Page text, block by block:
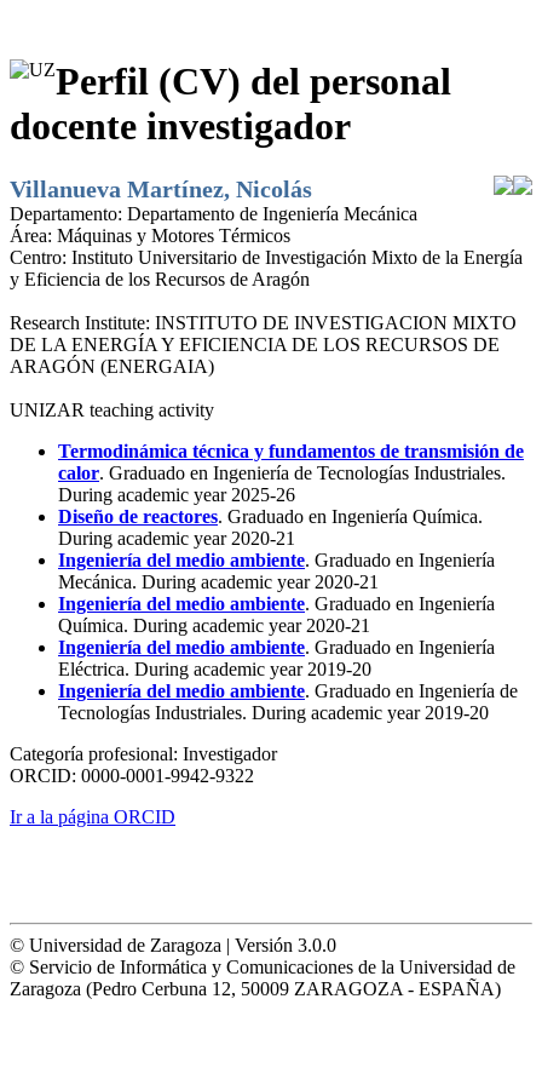
Perfil (CV) del personal
docente investigador
Villanueva Martínez, Nicolás
Departamento: Departamento de Ingeniería Mecánica
Área: Máquinas y Motores Térmicos
Centro: Instituto Universitario de Investigación Mixto de la Energía
y Eficiencia de los Recursos de Aragón
Research Institute: INSTITUTO DE INVESTIGACION MIXTO
DE LA ENERGÍA Y EFICIENCIA DE LOS RECURSOS DE
ARAGÓN (ENERGAIA)
UNIZAR teaching activity
Termodinámica técnica y fundamentos de transmisión de
calor. Graduado en Ingeniería de Tecnologías Industriales.
During academic year 2025-26
Diseño de reactores. Graduado en Ingeniería Química.
During academic year 2020-21
Ingeniería del medio ambiente. Graduado en Ingeniería
Mecánica. During academic year 2020-21
Ingeniería del medio ambiente. Graduado en Ingeniería
Química. During academic year 2020-21
Ingeniería del medio ambiente. Graduado en Ingeniería
Eléctrica. During academic year 2019-20
Ingeniería del medio ambiente. Graduado en Ingeniería de
Tecnologías Industriales. During academic year 2019-20
Categoría profesional: Investigador
ORCID: 0000-0001-9942-9322
Ir a la página ORCID
© Universidad de Zaragoza | Versión 3.0.0
© Servicio de Informática y Comunicaciones de la Universidad de
Zaragoza (Pedro Cerbuna 12, 50009 ZARAGOZA - ESPAÑA)